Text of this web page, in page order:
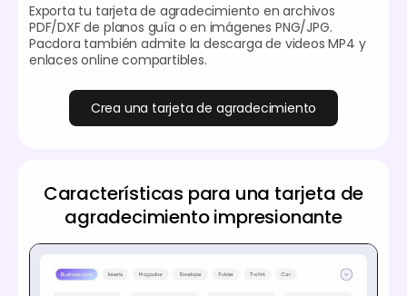
Exporta tu tarjeta de agradecimiento en archivos
PDF/DXF de planos guía o en imágenes PNG/JPG.
Pacdora también admite la descarga de videos MP4 y
enlaces online compartibles.
Crea una tarjeta de agradecimiento
Características para una tarjeta de
agradecimiento impresionante